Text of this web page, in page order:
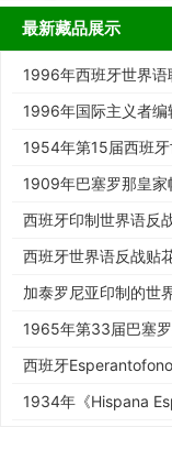
最新藏品展示
1996年西班牙世界语
世协寄简报的信封
1996年国际主义者编
协寄杂志的信封
1954年第15届西班
念戳
1909年巴塞罗那皇家
信片
西班牙印制世界语反
西班牙世界语反战贴
加泰罗尼亚印制的世
1965年第33届巴塞
西班牙
1934年《Hispana